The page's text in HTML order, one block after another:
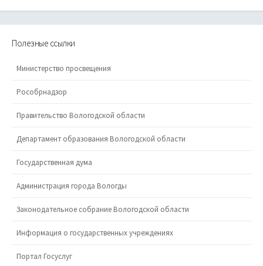
Полезные ссылки
Министерство просвещения
Рособрнадзор
Правительство Вологодской области
Департамент образования Вологодской области
Государственная дума
Администрация города Вологды
Законодательное собрание Вологодской области
Информация о государственных учреждениях
Портал Госуслуг